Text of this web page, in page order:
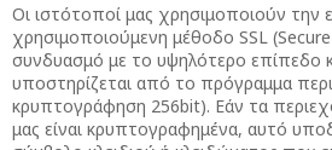
Οι ιστότοποί μας χρησιμοποιούν την
χρησιμοποιούμενη μέθοδο SSL
συνδυασμό με το υψηλότερο
υποστηρίζεται από το πρόγραμμα
κρυπτογράφηση 256bit). Εάν τα
μας είναι κρυπτογραφημένα, αυτό